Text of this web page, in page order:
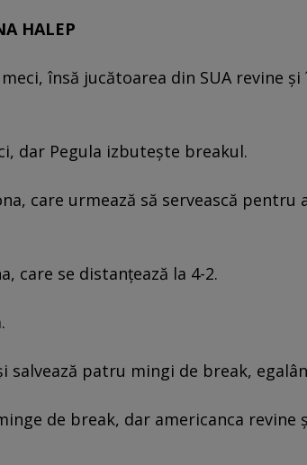
HALEP
însă jucătoarea din SUA revine și
dar Pegula izbutește breakul.
care urmează să servească pentru
care se distanțează la 4-2.
salvează patru mingi de break,
de break, dar americanca revine